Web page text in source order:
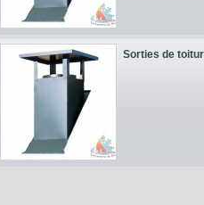
Sorties de